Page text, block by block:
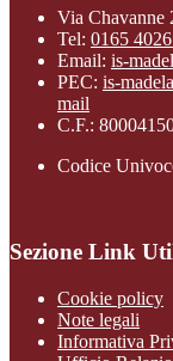
Via Chavanne
Tel: 0165
Email: is-
PEC: is-
mail
C.F.:
Codice
Sezione Link
Cookie policy
Note legali
Informativa